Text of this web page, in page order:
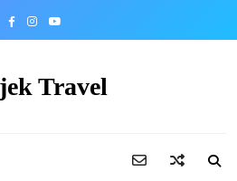
Travel